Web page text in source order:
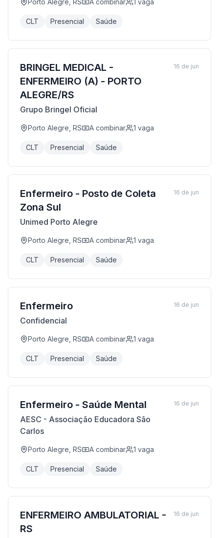
Porto Alegre, RS A combinar 1 vaga
CLT Presencial Saúde
BRINGEL MEDICAL -
ENFERMEIRO (A) - PORTO
ALEGRE/RS
Grupo Bringel Oficial
Porto Alegre, RS A combinar 1 vaga
CLT Presencial Saúde
16 de jun
Enfermeiro - Posto de Coleta
Zona Sul
Unimed Porto Alegre
Porto Alegre, RS A combinar 1 vaga
CLT Presencial Saúde
16 de jun
Enfermeiro
Confidencial
Porto Alegre, RS A combinar 1 vaga
CLT Presencial Saúde
16 de jun
Enfermeiro - Saúde Mental
AESC - Associação Educadora São
Carlos
Porto Alegre, RS A combinar 1 vaga
CLT Presencial Saúde
16 de jun
ENFERMEIRO AMBULATORIAL -
RS
16 de jun